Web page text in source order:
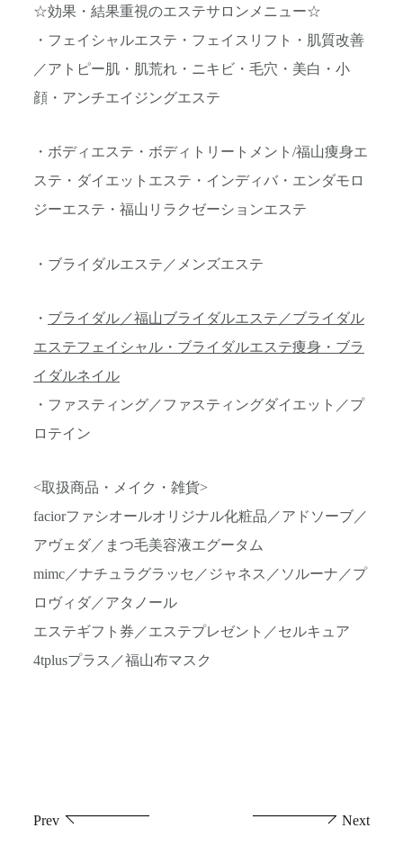
☆効果・結果重視のエステサロンメニュー☆
・フェイシャルエステ・フェイスリフト・肌質改善
／アトピー肌・肌荒れ・ニキビ・毛穴・美白・小
顔・アンチエイジングエステ
・ボディエステ・ボディトリートメント/福山痩身エ
ステ・ダイエットエステ・インディバ・エンダモロ
ジーエステ・福山リラクゼーションエステ
・ブライダルエステ／メンズエステ
・ ブライダル／福山ブライダルエステ／ブライダル
エステフェイシャル・ブライダルエステ痩身・ブラ
イダルネイル
・ファスティング／ファスティングダイエット／プ
ロテイン
<取扱商品・メイク・雑貨>
faciorファシオールオリジナル化粧品／アドソーブ／
アヴェダ／まつ毛美容液エグータム
mimc／ナチュラグラッセ／ジャネス／ソルーナ／プ
ロヴィダ／アタノール
エステギフト券／エステプレゼント／セルキュア
4tplusプラス／福山布マスク
Prev Next